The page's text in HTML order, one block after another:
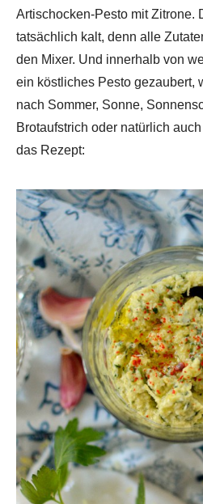
Artischocken-Pesto mit Zitrone.
tatsächlich kalt, denn alle
den Mixer. Und innerhalb von
ein köstliches Pesto gezaubert,
nach Sommer, Sonne,
Brotaufstrich oder natürlich
das Rezept: